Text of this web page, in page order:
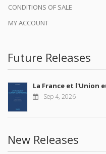
CONDITIONS OF SALE
MY ACCOUNT
Future Releases
La France et l'Union
Sep 4, 2026
New Releases